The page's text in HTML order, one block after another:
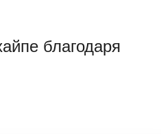
благодаря